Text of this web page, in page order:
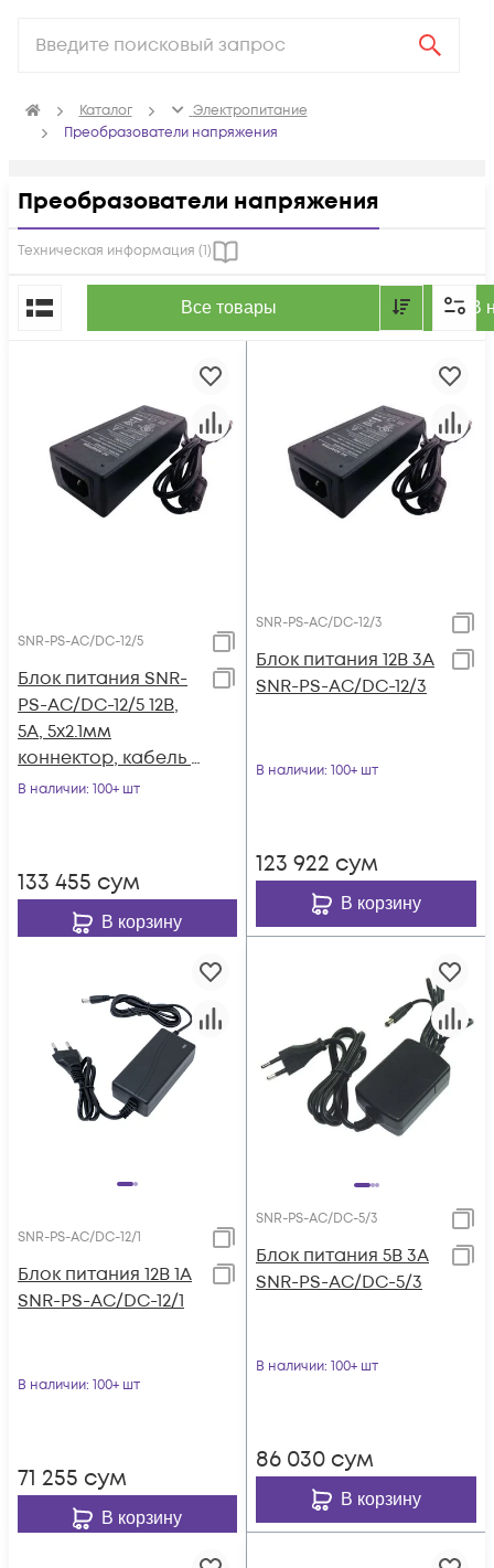
Каталог
Электропитание
Преобразователи напряжения
Преобразователи напряжения
Техническая информация (1)
Все товары В
По популярности
SNR-PS-AC/DC-12/5
Блок питания SNR-
PS-AC/DC-12/5 12В,
5А, 5x2.1мм
коннектор, кабель с
вилкой для подкл. к
В наличии: 100+ шт
133 455 сум
В корзину
SNR-PS-AC/DC-12/3
Блок питания 12В 3А
SNR-PS-AC/DC-12/3
В наличии: 100+ шт
123 922 сум
В корзину
SNR-PS-AC/DC-12/1
Блок питания 12В 1А
SNR-PS-AC/DC-12/1
В наличии: 100+ шт
71 255 сум
В корзину
SNR-PS-AC/DC-5/3
Блок питания 5В 3А
SNR-PS-AC/DC-5/3
В наличии: 100+ шт
86 030 сум
В корзину